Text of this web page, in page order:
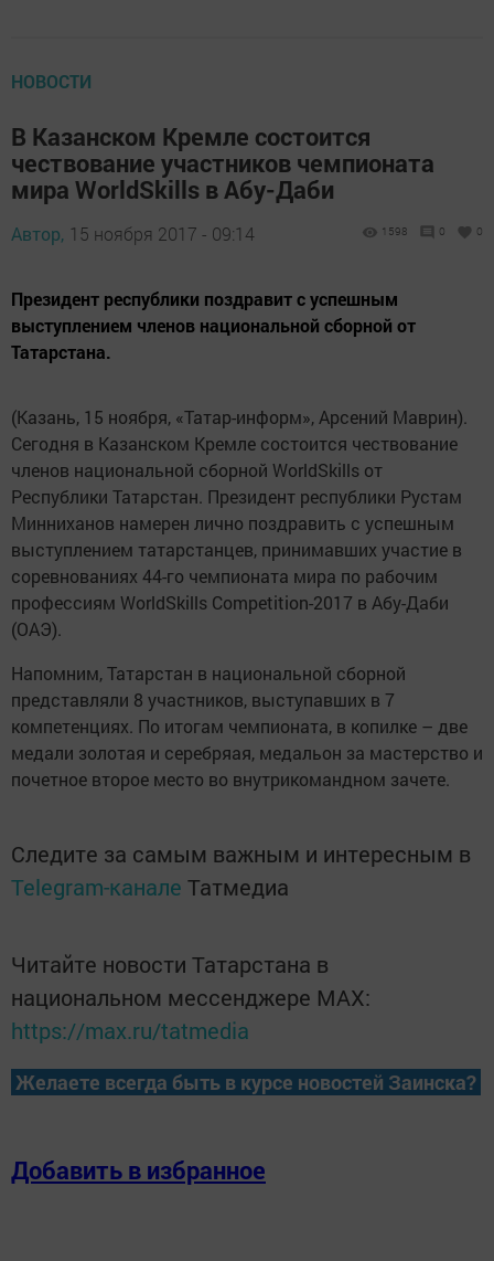
НОВОСТИ
В Казанском Кремле состоится
чествование участников чемпионата
мира WorldSkills в Абу-Даби
Автор, 15 ноября 2017 - 09:14 1598 0 0
Президент республики поздравит с успешным
выступлением членов национальной сборной от
Татарстана.
(Казань, 15 ноября, «Татар-информ», Арсений Маврин).
Сегодня в Казанском Кремле состоится чествование
членов национальной сборной WorldSkills от
Республики Татарстан. Президент республики Рустам
Минниханов намерен лично поздравить с успешным
выступлением татарстанцев, принимавших участие в
соревнованиях 44-го чемпионата мира по рабочим
профессиям WorldSkills Competition-2017 в Абу-Даби
(ОАЭ).
Напомним, Татарстан в национальной сборной
представляли 8 участников, выступавших в 7
компетенциях. По итогам чемпионата, в копилке – две
медали золотая и серебряая, медальон за мастерство и
почетное второе место во внутрикомандном зачете.
Следите за самым важным и интересным в
Telegram-канале Татмедиа
Читайте новости Татарстана в
национальном мессенджере MАХ:
https://max.ru/tatmedia
Желаете всегда быть в курсе новостей Заинска?
Добавить в избранное